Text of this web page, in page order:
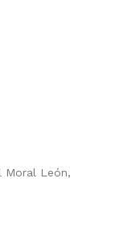
Moral León,